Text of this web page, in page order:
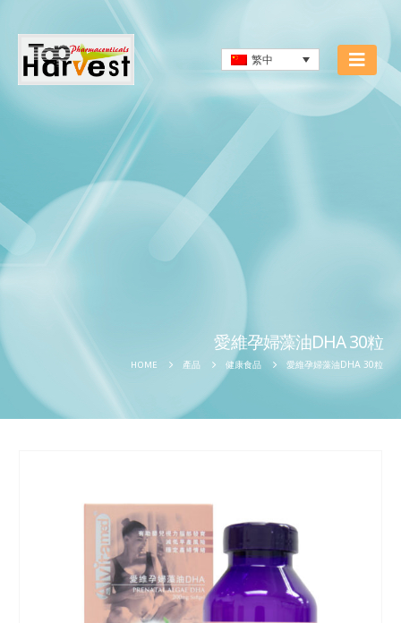
繁中
愛維孕婦藻油DHA 30粒
HOME 產品 健康食品 愛維孕婦藻油DHA 30粒